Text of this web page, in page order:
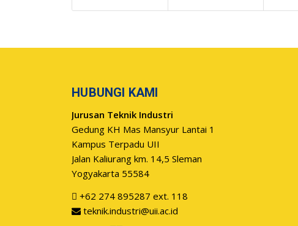
HUBUNGI KAMI
Jurusan Teknik Industri
Gedung KH Mas Mansyur Lantai 1
Kampus Terpadu UII
Jalan Kaliurang km. 14,5 Sleman
Yogyakarta 55584
+62 274 895287 ext. 118
teknik.industri@uii.ac.id